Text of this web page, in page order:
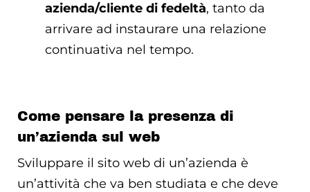
azienda/cliente di fedeltà, tanto da
arrivare ad instaurare una relazione
continuativa nel tempo.
Come pensare la presenza di
un’azienda sul web
Sviluppare il sito web di un’azienda è
un’attività che va ben studiata e che deve